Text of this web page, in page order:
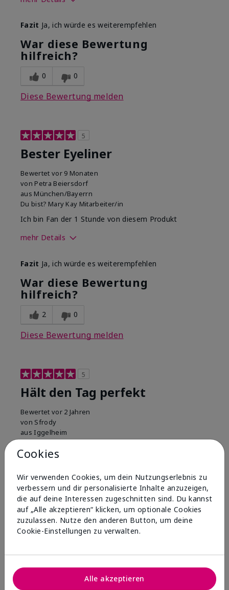
dieses Produkts?
5
Wie gefällt dir das Produkt im
Vergleich zu anderen von dir
Dekorativkosmetikmarken?
Fazit Ja, ich würde es weiterempfehlen
War diese Bewertung
hilfreich?
0 0
Diese Bewertung melden
5
Bester Eyeliner
Bewertet vor 9 Monaten
von Petra Beiersdorf
aus München/Bayerrn
Du bist? Mary Kay Mitarbeiter/in
Ich bin Fan der 1 Stunde von diesem Produkt
mehr Details
dieses Produkts?
5
Wie gefällt dir das Produkt im
Vergleich zu anderen von dir
Dekorativkosmetikmarken?
Fazit Ja, ich würde es weiterempfehlen
War diese Bewertung
hilfreich?
2 0
Diese Bewertung melden
5
Hält den Tag perfekt
Bewertet vor 2 Jahren
von Sfrody
aus Iggelheim
Du bist?Beauty-Fan
Kommentare zu Mary Kay® Waterproof Eyeliner
verblendet (wie ein Lidschatten) verwenden
FazitJa, ich würde es weiterempfehlen
War diese Bewertung
hilfreich?
Diese Bewertung melden
Cookies
Wir verwenden Cookies, um dein Nutzungserlebnis zu
verbessern und dir personalisierte Inhalte anzuzeigen,
die auf deine Interessen zugeschnitten sind. Du kannst
auf „Alle akzeptieren“ klicken, um optionale Cookies
zuzulassen. Nutze den anderen Button, um deine
Cookie-Einstellungen zu verwalten.
Alle akzeptieren